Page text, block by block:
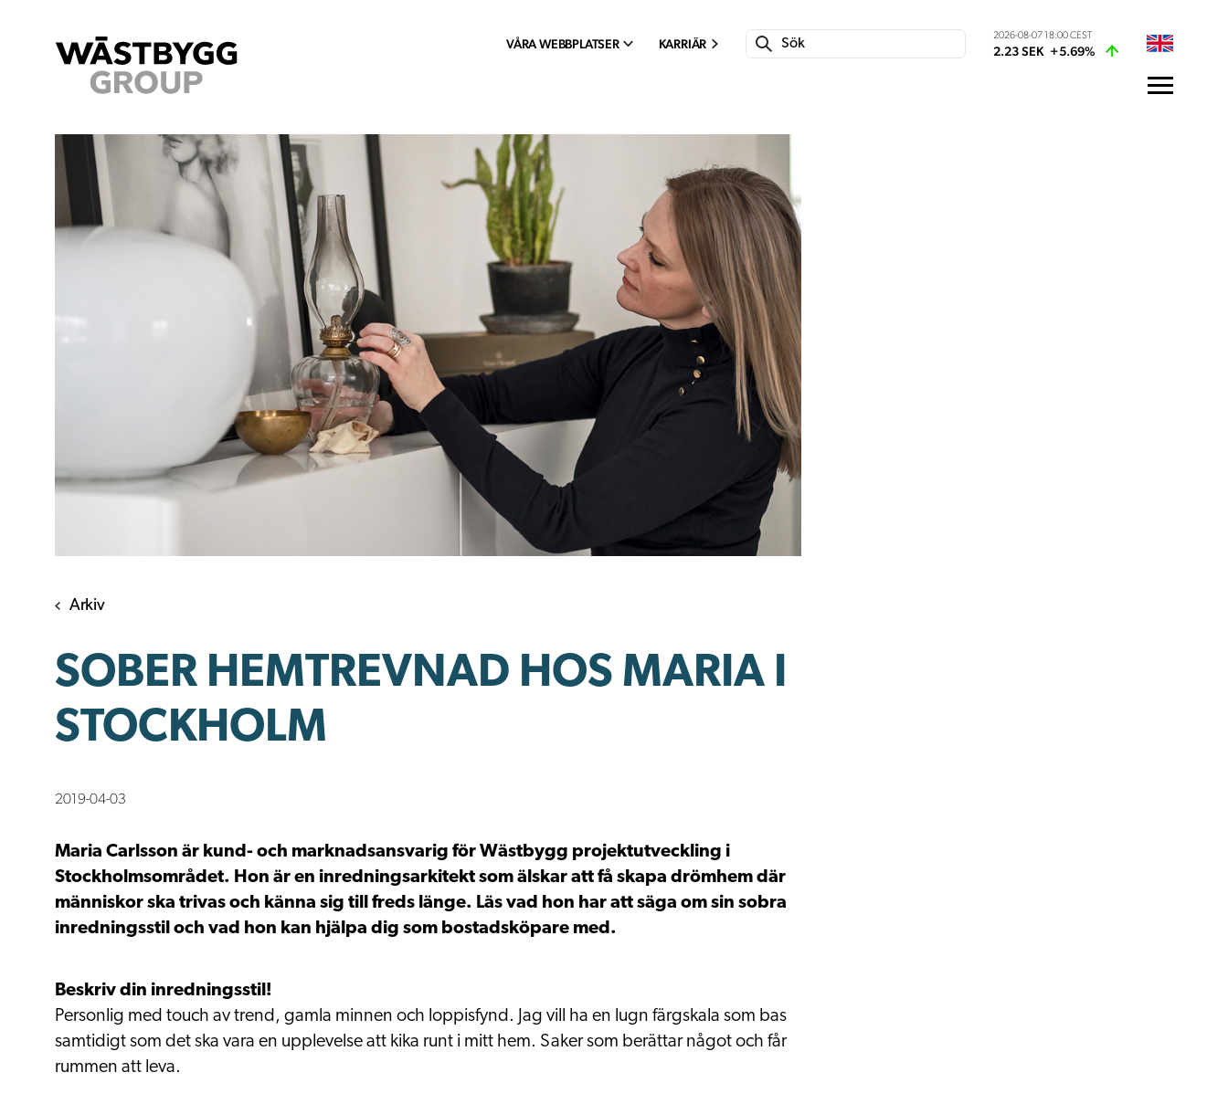
VÅRA WEBBPLATSER KARRIÄR
2026-08-07 18:00 CEST
2.23 SEK +5.69%
Arkiv
SOBER HEMTREVNAD HOS MARIA I
STOCKHOLM
2019-04-03
Maria Carlsson är kund- och marknadsansvarig för Wästbygg projektutveckling i
Stockholmsområdet. Hon är en inredningsarkitekt som älskar att få skapa drömhem där
människor ska trivas och känna sig till freds länge. Läs vad hon har att säga om sin sobra
inredningsstil och vad hon kan hjälpa dig som bostadsköpare med.
Beskriv din inredningsstil!
Personlig med touch av trend, gamla minnen och loppisfynd. Jag vill ha en lugn färgskala som bas
samtidigt som det ska vara en upplevelse att kika runt i mitt hem. Saker som berättar något och får
rummen att leva.